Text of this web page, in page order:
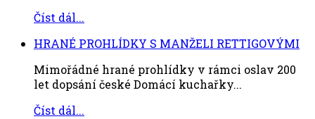
Číst dál...
HRANÉ PROHLÍDKY S MANŽELI RETTIGOVÝMI
Mimořádné hrané prohlídky v rámci oslav 200
let dopsání české Domácí kuchařky...
Číst dál...